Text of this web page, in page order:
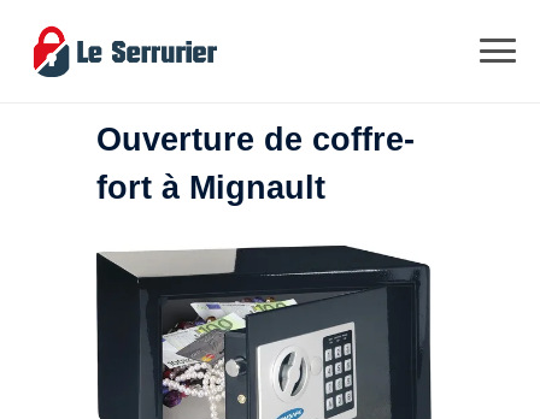
Ouverture de coffre-
fort à Mignault